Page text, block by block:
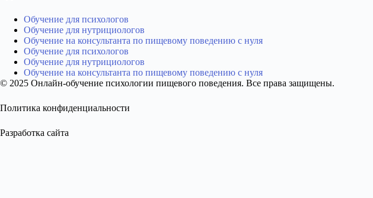
Обучение для психологов
Обучение для нутрициологов
Обучение на консультанта по пищевому поведению с нуля
Обучение для психологов
Обучение для нутрициологов
Обучение на консультанта по пищевому поведению с нуля
© 2025 Онлайн-обучение психологии пищевого поведения. Все права защищены.
Политика конфиденциальности
Разработка сайта